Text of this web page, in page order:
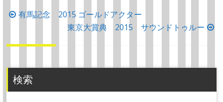
投
ナ
ゲ
ー
有馬記念 2015 ゴールドアクター
東京大賞典 2015 サウンドトゥルー
検索